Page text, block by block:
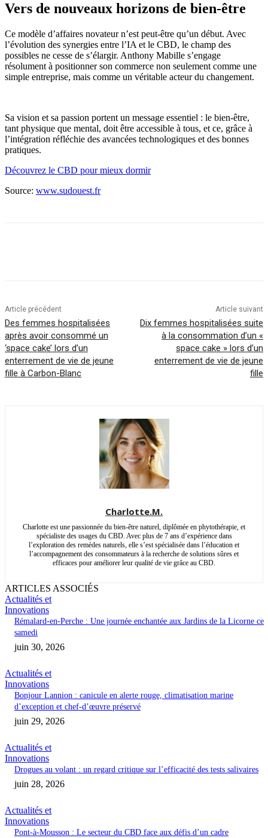
Vers de nouveaux horizons de bien-être
Ce modèle d’affaires novateur n’est peut-être qu’un début. Avec
l’évolution des synergies entre l’IA et le CBD, le champ des
possibles ne cesse de s’élargir. Anthony Mabille s’engage
résolument à positionner son commerce non seulement comme une
simple entreprise, mais comme un véritable acteur du changement.
Sa vision et sa passion portent un message essentiel : le bien-être,
tant physique que mental, doit être accessible à tous, et ce, grâce à
l’intégration réfléchie des avancées technologiques et des bonnes
pratiques.
Découvrez le CBD pour mieux dormir
Source: www.sudouest.fr
Article précédent
Des femmes hospitalisées
après avoir consommé un
‘space cake’ lors d’un
enterrement de vie de jeune
fille à Carbon-Blanc
Article suivant
Dix femmes hospitalisées suite
à la consommation d’un «
space cake » lors d’un
enterrement de vie de jeune
fille
Charlotte.M.
Charlotte est une passionnée du bien-être naturel, diplômée en phytothérapie, et
spécialiste des usages du CBD. Avec plus de 7 ans d’expérience dans
l’exploration des remèdes naturels, elle s’est spécialisée dans l’éducation et
l’accompagnement des consommateurs à la recherche de solutions sûres et
efficaces pour améliorer leur qualité de vie grâce au CBD.
ARTICLES ASSOCIÉS
Actualités et
Innovations
Rémalard-en-Perche : Une journée enchantée aux Jardins de la Licorne ce
samedi
juin 30, 2026
Actualités et
Innovations
Bonjour Lannion : canicule en alerte rouge, climatisation marine
d’exception et chef-d’œuvre préservé
juin 29, 2026
Actualités et
Innovations
Drogues au volant : un regard critique sur l’efficacité des tests salivaires
juin 28, 2026
Actualités et
Innovations
Pont-à-Mousson : Le secteur du CBD face aux défis d’un cadre